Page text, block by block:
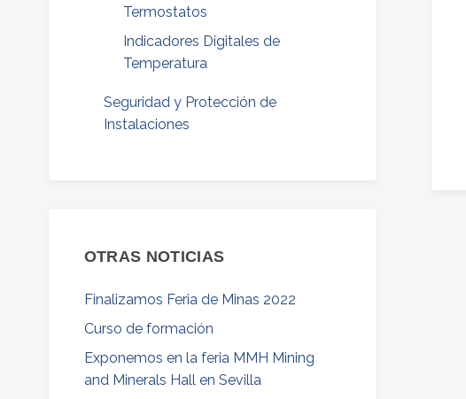
Termostatos
Indicadores Digitales de
Temperatura
Seguridad y Protección de
Instalaciones
OTRAS NOTICIAS
Finalizamos Feria de Minas 2022
Curso de formación
Exponemos en la feria MMH Mining
and Minerals Hall en Sevilla